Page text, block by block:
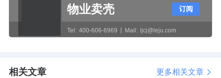
述承诺内容、规划许可证、消防审核文件、面
积测绘报告等关键信息长期公示，接受购房人
物业卖壳
Tel: 400-606-6969 Mail: ljcj@leju.com
订阅
相关文章 更多相关文章